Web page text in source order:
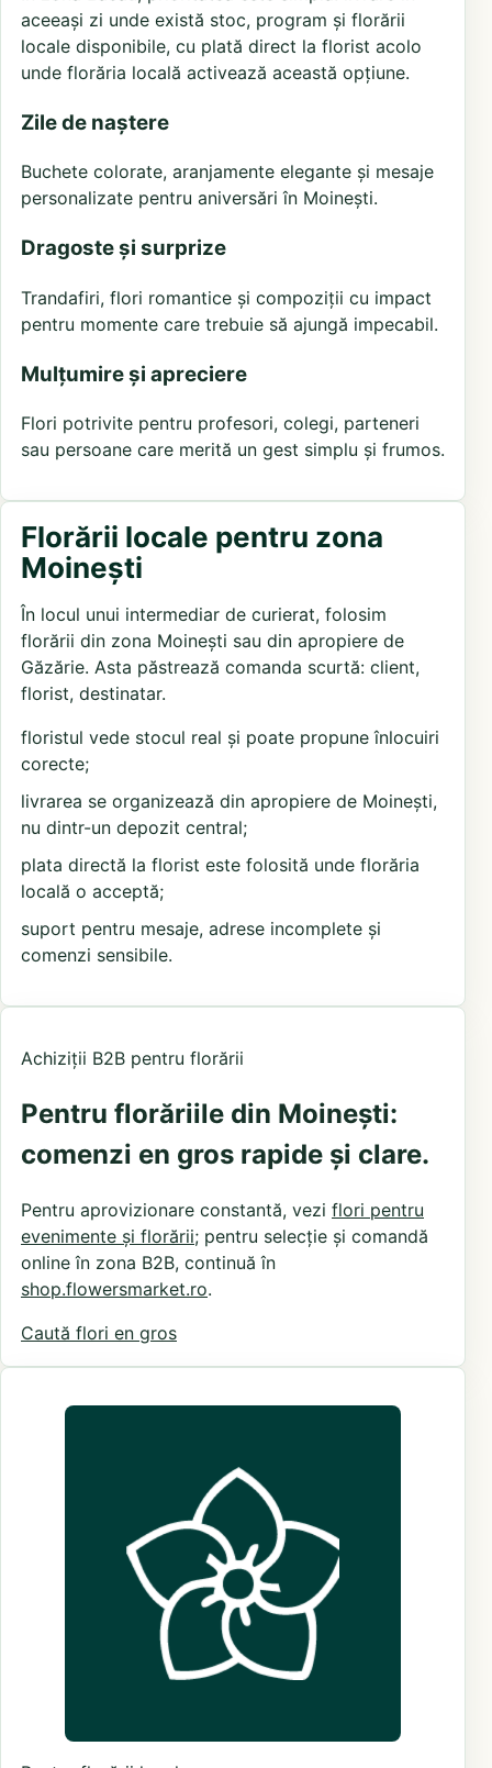
aceeași zi unde există stoc, program și florării
locale disponibile, cu plată direct la florist acolo
unde florăria locală activează această opțiune.
Zile de naștere
Buchete colorate, aranjamente elegante și mesaje
personalizate pentru aniversări în Moinești.
Dragoste și surprize
Trandafiri, flori romantice și compoziții cu impact
pentru momente care trebuie să ajungă impecabil.
Mulțumire și apreciere
Flori potrivite pentru profesori, colegi, parteneri
sau persoane care merită un gest simplu și frumos.
Florării locale pentru zona
Moinești
În locul unui intermediar de curierat, folosim
florării din zona Moinești sau din apropiere de
Găzărie. Asta păstrează comanda scurtă: client,
florist, destinatar.
floristul vede stocul real și poate propune înlocuiri
corecte;
livrarea se organizează din apropiere de Moinești,
nu dintr-un depozit central;
plata directă la florist este folosită unde florăria
locală o acceptă;
suport pentru mesaje, adrese incomplete și
comenzi sensibile.
Achiziții B2B pentru florării
Pentru florăriile din Moinești:
comenzi en gros rapide și clare.
Pentru aprovizionare constantă, vezi flori pentru
evenimente și florării; pentru selecție și comandă
online în zona B2B, continuă în
shop.flowersmarket.ro.
Caută flori en gros